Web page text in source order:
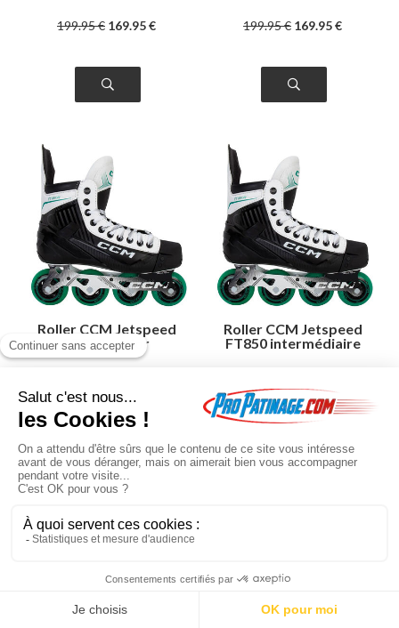
199.95€ 169.95€ 199.95€ 169.95€
Roller CCM Jetspeed
FT850 senior
FT850
199.00€169.15€
Roller CCM Jetspeed
FT850 intermédiaire
FT850
195.00€165.75€
cookies à des fins statistiques et commerciales.